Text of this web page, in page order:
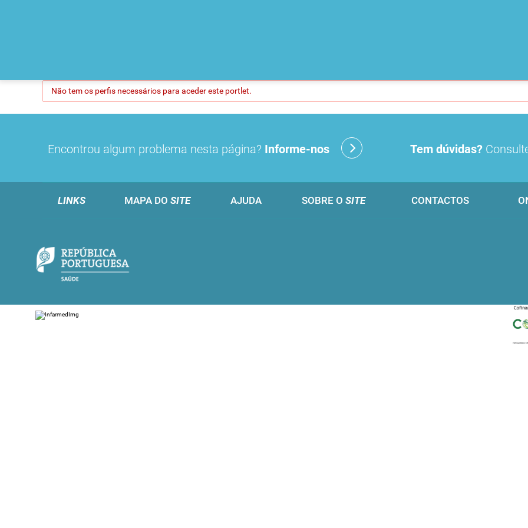
Não tem os perfis necessários para aceder este portlet.
Encontrou algum problema nesta página? Informe-nos Tem dúvidas?
LINKS MAPA DO SITE AJUDA SOBRE O SITE CONTACTOS